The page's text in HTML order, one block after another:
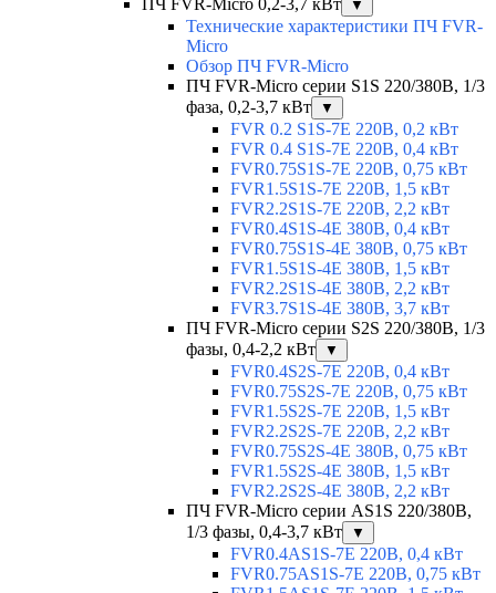
ПЧ FVR-Micro 0,2-3,7 кВт
▼
Технические характеристики ПЧ FVR-
Micro
Обзор ПЧ FVR-Micro
ПЧ FVR-Micro серии S1S 220/380В, 1/3
фаза, 0,2-3,7 кВт
▼
FVR 0.2 S1S-7E 220В, 0,2 кВт
FVR 0.4 S1S-7E 220В, 0,4 кВт
FVR0.75S1S-7E 220В, 0,75 кВт
FVR1.5S1S-7E 220В, 1,5 кВт
FVR2.2S1S-7E 220В, 2,2 кВт
FVR0.4S1S-4E 380В, 0,4 кВт
FVR0.75S1S-4E 380В, 0,75 кВт
FVR1.5S1S-4E 380В, 1,5 кВт
FVR2.2S1S-4E 380В, 2,2 кВт
FVR3.7S1S-4E 380В, 3,7 кВт
ПЧ FVR-Micro серии S2S 220/380В, 1/3
фазы, 0,4-2,2 кВт
▼
FVR0.4S2S-7E 220В, 0,4 кВт
FVR0.75S2S-7E 220В, 0,75 кВт
FVR1.5S2S-7E 220В, 1,5 кВт
FVR2.2S2S-7E 220В, 2,2 кВт
FVR0.75S2S-4E 380В, 0,75 кВт
FVR1.5S2S-4E 380В, 1,5 кВт
FVR2.2S2S-4E 380В, 2,2 кВт
ПЧ FVR-Micro серии AS1S 220/380В,
1/3 фазы, 0,4-3,7 кВт
▼
FVR0.4AS1S-7E 220В, 0,4 кВт
FVR0.75AS1S-7E 220В, 0,75 кВт